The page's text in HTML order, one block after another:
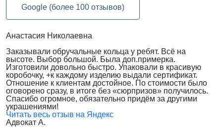
Google (более 100 отзывов)
Анастасия Николаевна
Заказывали обручальные кольца у ребят. Всё на
высоте. Выбор большой. Была доп.примерка.
Изготовили довольно быстро. Упаковали в красивую
коробочку, +к каждому изделию выдали сертификат.
Отношение к клиентам достойное. По стоимости было
оговорено сразу, в итоге без «сюрпризов» получилось.
Спасибо огромное, обязательно придём за другими
украшениями!
Читать весь отзыв на Яндекс
Адвокат А.